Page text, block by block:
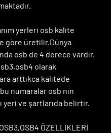
yerleri osb kalite
göre üretilir.Dünya
osb de 4 derece vardır.
olarak
arttıkca kalitede
numaralar osb nin
yeri ve şartlarıda belirtir.
ÖZELLİKLERİ